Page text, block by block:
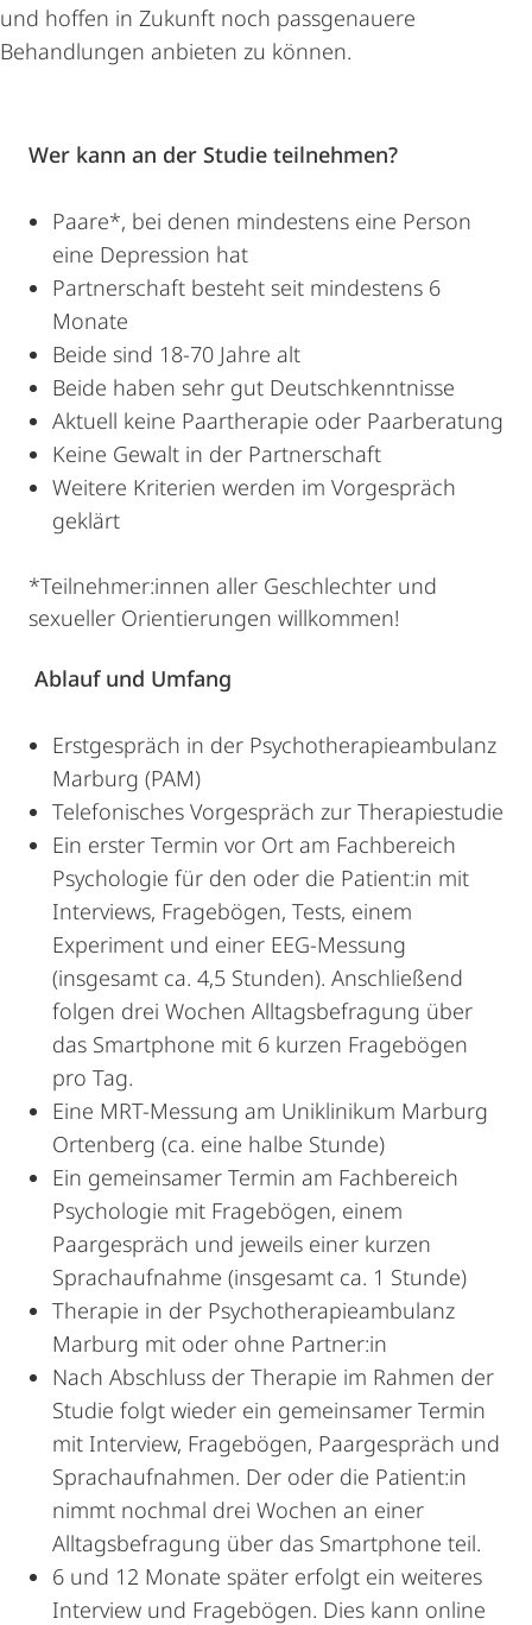
und hoffen in Zukunft noch passgenauere
Behandlungen anbieten zu können.
Wer kann an der Studie teilnehmen?
Paare*, bei denen mindestens eine Person
eine Depression hat
Partnerschaft besteht seit mindestens 6
Monate
Beide sind 18-70 Jahre alt
Beide haben sehr gut Deutschkenntnisse
Aktuell keine Paartherapie oder Paarberatung
Keine Gewalt in der Partnerschaft
Weitere Kriterien werden im Vorgespräch
geklärt
*Teilnehmer:innen aller Geschlechter und
sexueller Orientierungen willkommen!
Ablauf und Umfang
Erstgespräch in der Psychotherapieambulanz
Marburg (PAM)
Telefonisches Vorgespräch zur Therapiestudie
Ein erster Termin vor Ort am Fachbereich
Psychologie für den oder die Patient:in mit
Interviews, Fragebögen, Tests, einem
Experiment und einer EEG-Messung
(insgesamt ca. 4,5 Stunden). Anschließend
folgen drei Wochen Alltagsbefragung über
das Smartphone mit 6 kurzen Fragebögen
pro Tag.
Eine MRT-Messung am Uniklinikum Marburg
Ortenberg (ca. eine halbe Stunde)
Ein gemeinsamer Termin am Fachbereich
Psychologie mit Fragebögen, einem
Paargespräch und jeweils einer kurzen
Sprachaufnahme (insgesamt ca. 1 Stunde)
Therapie in der Psychotherapieambulanz
Marburg mit oder ohne Partner:in
Nach Abschluss der Therapie im Rahmen der
Studie folgt wieder ein gemeinsamer Termin
mit Interview, Fragebögen, Paargespräch und
Sprachaufnahmen. Der oder die Patient:in
nimmt nochmal drei Wochen an einer
Alltagsbefragung über das Smartphone teil.
6 und 12 Monate später erfolgt ein weiteres
Interview und Fragebögen. Dies kann online